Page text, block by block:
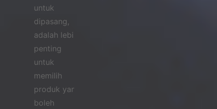
untuk
dipasang,
adalah lebih
penting
untuk
memilih
produk yang
boleh